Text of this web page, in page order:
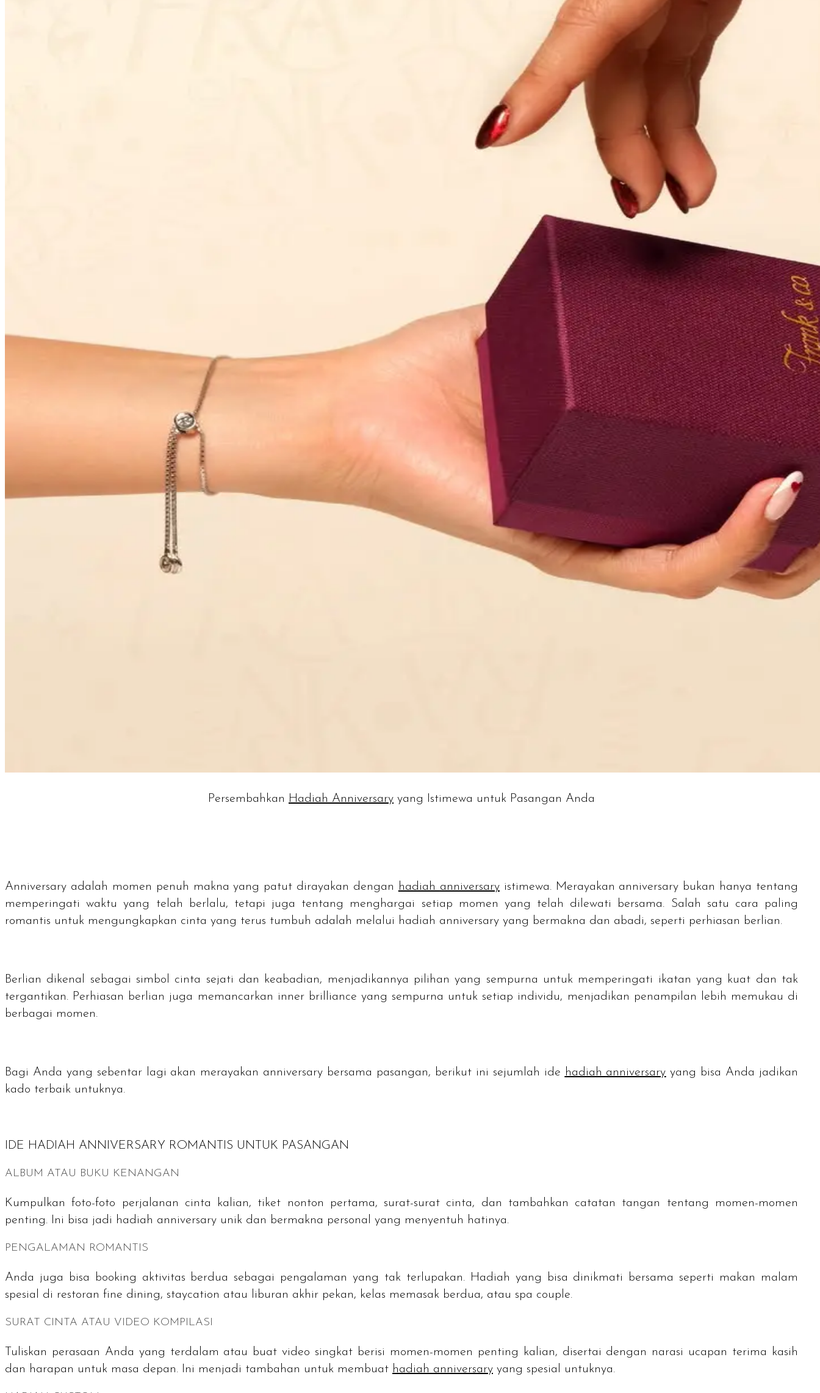
Persembahkan Hadiah Anniversary yang Istimewa untuk Pasangan Anda
Anniversary adalah momen penuh makna yang patut dirayakan dengan hadiah anniversary istimewa. Merayakan anniversary bukan hanya tentang
memperingati waktu yang telah berlalu, tetapi juga tentang menghargai setiap momen yang telah dilewati bersama. Salah satu cara paling
romantis untuk mengungkapkan cinta yang terus tumbuh adalah melalui hadiah anniversary yang bermakna dan abadi, seperti perhiasan berlian.
Berlian dikenal sebagai simbol cinta sejati dan keabadian, menjadikannya pilihan yang sempurna untuk memperingati ikatan yang kuat dan tak
tergantikan. Perhiasan berlian juga memancarkan inner brilliance yang sempurna untuk setiap individu, menjadikan penampilan lebih memukau di
berbagai momen.
Bagi Anda yang sebentar lagi akan merayakan anniversary bersama pasangan, berikut ini sejumlah ide hadiah anniversary yang bisa Anda jadikan
kado terbaik untuknya.
IDE HADIAH ANNIVERSARY ROMANTIS UNTUK PASANGAN
ALBUM ATAU BUKU KENANGAN
Kumpulkan foto-foto perjalanan cinta kalian, tiket nonton pertama, surat-surat cinta, dan tambahkan catatan tangan tentang momen-momen
penting. Ini bisa jadi hadiah anniversary unik dan bermakna personal yang menyentuh hatinya.
PENGALAMAN ROMANTIS
Anda juga bisa booking aktivitas berdua sebagai pengalaman yang tak terlupakan. Hadiah yang bisa dinikmati bersama seperti makan malam
spesial di restoran fine dining, staycation atau liburan akhir pekan, kelas memasak berdua, atau spa couple.
SURAT CINTA ATAU VIDEO KOMPILASI
Tuliskan perasaan Anda yang terdalam atau buat video singkat berisi momen-momen penting kalian, disertai dengan narasi ucapan terima kasih
dan harapan untuk masa depan. Ini menjadi tambahan untuk membuat hadiah anniversary yang spesial untuknya.